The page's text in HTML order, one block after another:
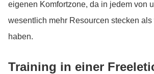
eigenen Komfortzone, da in jedem von
wesentlich mehr Resourcen stecken
haben.
Training in einer